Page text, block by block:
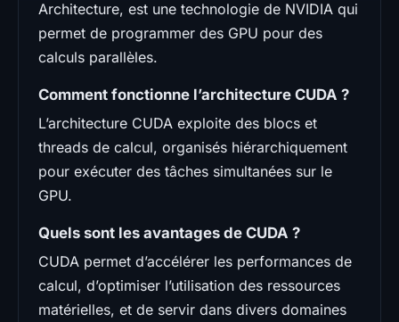
Architecture, est une technologie de NVIDIA qui
permet de programmer des GPU pour des
calculs parallèles.
Comment fonctionne l’architecture CUDA ?
L’architecture CUDA exploite des blocs et
threads de calcul, organisés hiérarchiquement
pour exécuter des tâches simultanées sur le
GPU.
Quels sont les avantages de CUDA ?
CUDA permet d’accélérer les performances de
calcul, d’optimiser l’utilisation des ressources
matérielles, et de servir dans divers domaines